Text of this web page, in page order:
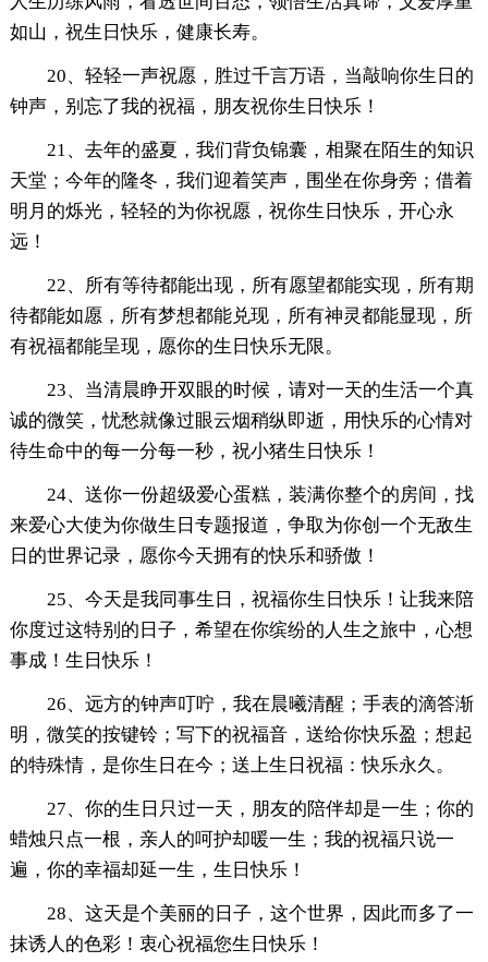
如山，祝生日快乐，健康长寿。
20、轻轻一声祝愿，胜过千言万语，当敲响你生日的
钟声，别忘了我的祝福，朋友祝你生日快乐！
21、去年的盛夏，我们背负锦囊，相聚在陌生的知识
天堂；今年的隆冬，我们迎着笑声，围坐在你身旁；借着
明月的烁光，轻轻的为你祝愿，祝你生日快乐，开心永
远！
22、所有等待都能出现，所有愿望都能实现，所有期
待都能如愿，所有梦想都能兑现，所有神灵都能显现，所
有祝福都能呈现，愿你的生日快乐无限。
23、当清晨睁开双眼的时候，请对一天的生活一个真
诚的微笑，忧愁就像过眼云烟稍纵即逝，用快乐的心情对
待生命中的每一分每一秒，祝小猪生日快乐！
24、送你一份超级爱心蛋糕，装满你整个的房间，找
来爱心大使为你做生日专题报道，争取为你创一个无敌生
日的世界记录，愿你今天拥有的快乐和骄傲！
25、今天是我同事生日，祝福你生日快乐！让我来陪
你度过这特别的日子，希望在你缤纷的人生之旅中，心想
事成！生日快乐！
26、远方的钟声叮咛，我在晨曦清醒；手表的滴答渐
明，微笑的按键铃；写下的祝福音，送给你快乐盈；想起
的特殊情，是你生日在今；送上生日祝福：快乐永久。
27、你的生日只过一天，朋友的陪伴却是一生；你的
蜡烛只点一根，亲人的呵护却暖一生；我的祝福只说一
遍，你的幸福却延一生，生日快乐！
28、这天是个美丽的日子，这个世界，因此而多了一
抹诱人的色彩！衷心祝福您生日快乐！